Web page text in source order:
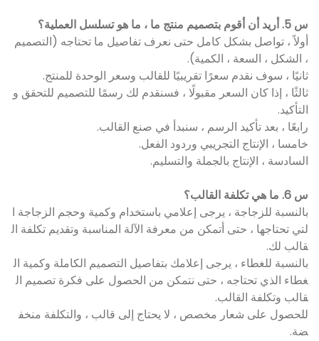
س 5. أريد أن أقوم بتصميم منتج ما ، ما هو تسلسل العملية؟
أولاً ، تواصل بشكل كامل حتى نعرف تفاصيل ما تحتاجه (التصميم
، الشكل ، السعة ، الكمية).
ثانيًا ، سوف نقدم سعرًا تقريبيًا للقالب وسعر الوحدة للمنتج.
ثالثًا ، إذا كان السعر مقبولًا ، فسنقدم لك رسمًا للتصميم للتحقق و
التأكيد.
رابعًا ، بعد تأكيد الرسم ، سنبدأ في صنع القالب.
خامسا ، الإنتاج التجريبي وردود الفعل.
السادسة ، الإنتاج بالجملة والتسليم.
س 6. ما هي تكلفة القالب؟
بالنسبة للزجاجة ، يرجى إعلامي باستخدام وكمية وحجم الزجاجة ا
لتي تحتاجها ، حتى أتمكن من معرفة الآلة المناسبة وتقديم تكلفة ال
قالب لك.
بالنسبة للغطاء ، يرجى إعلامك بتفاصيل التصميم الكاملة وكمية ال
غطاء الذي تحتاجه ، حتى نتمكن من الحصول على فكرة تصميم ال
قالب وتكلفة القالب.
للحصول على شعار مخصص ، لا يحتاج إلى قالب ، والتكلفة منخف
ضة.